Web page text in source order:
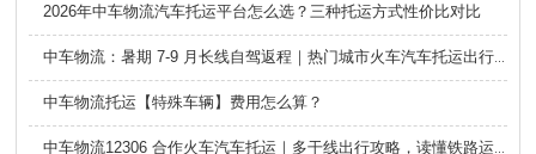
2026年中车物流汽车托运平台怎么选？三种托运方式性价比对比
中车物流：暑期 7-9 月长线自驾返程｜热门城市火车汽车托运出行全攻略
中车物流托运【特殊车辆】费用怎么算？
中车物流12306 合作火车汽车托运｜多干线出行攻略，读懂铁路运车的优势与避坑要点